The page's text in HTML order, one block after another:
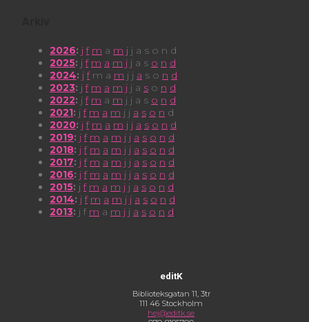
2026: j f m a m j j a s o n d
2025: j f m a m j j a s o n d
2024: j f m a m j j a s o n d
2023: j f m a m j j a s o n d
2022: j f m a m j j a s o n d
2021: j f m a m j j a s o n d
2020: j f m a m j j a s o n d
2019: j f m a m j j a s o n d
2018: j f m a m j j a s o n d
2017: j f m a m j j a s o n d
2016: j f m a m j j a s o n d
2015: j f m a m j j a s o n d
2014: j f m a m j j a s o n d
2013: j f m a m j j a s o n d
editK
Biblioteksgatan 11, 3tr
111 46 Stockholm
hej@editk.se